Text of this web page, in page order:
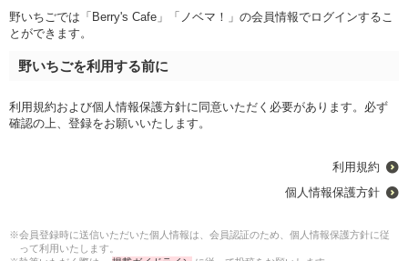
野いちごでは「Berry's Cafe」「ノベマ！」の会員情報でログインするこ
とができます。
野いちごを利用する前に
利用規約および個人情報保護方針に同意いただく必要があります。必ず
確認の上、登録をお願いいたします。
利用規約
個人情報保護方針
※会員登録時に送信いただいた個人情報は、会員認証のため、個人情報保護方針に従
って利用いたします。